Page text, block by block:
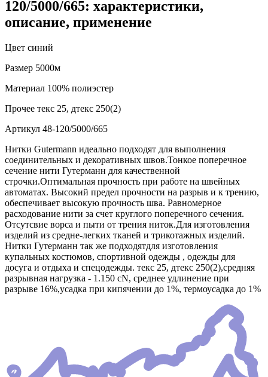
120/5000/665: характеристики,
описание, применение
Цвет синий
Размер 5000м
Материал 100% полиэстер
Прочее текс 25, дтекс 250(2)
Артикул 48-120/5000/665
Нитки Gutermann идеально подходят для выполнения
соединительных и декоративных швов.Тонкое поперечное
сечение нити Гутерманн для качественной
строчки.Оптимальная прочность при работе на швейных
автоматах. Высокий предел прочности на разрыв и к трению,
обеспечивает высокую прочность шва. Равномерное
расходование нити за счет круглого поперечного сечения.
Отсутсвие ворса и пыти от трения ниток.Для изготовления
изделий из средне-легких тканей и трикотажных изделий.
Нитки Гутерманн так же подходятдля изготовления
купальных костюмов, спортивной одежды , одежды для
досуга и отдыха и спецодежды. текс 25, дтекс 250(2),средняя
разрывная нагрузка - 1.150 сN, среднее удлинение при
разрыве 16%,усадка при кипячении до 1%, термоусадка до 1%